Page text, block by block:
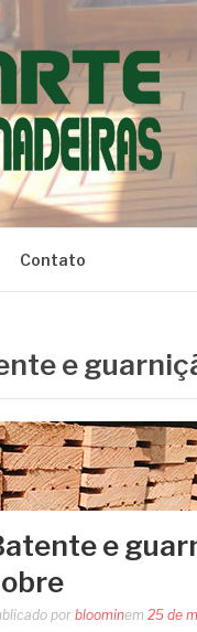
ARTE
sobre Madeiras
Contato
e
e
por bloominem 25 de